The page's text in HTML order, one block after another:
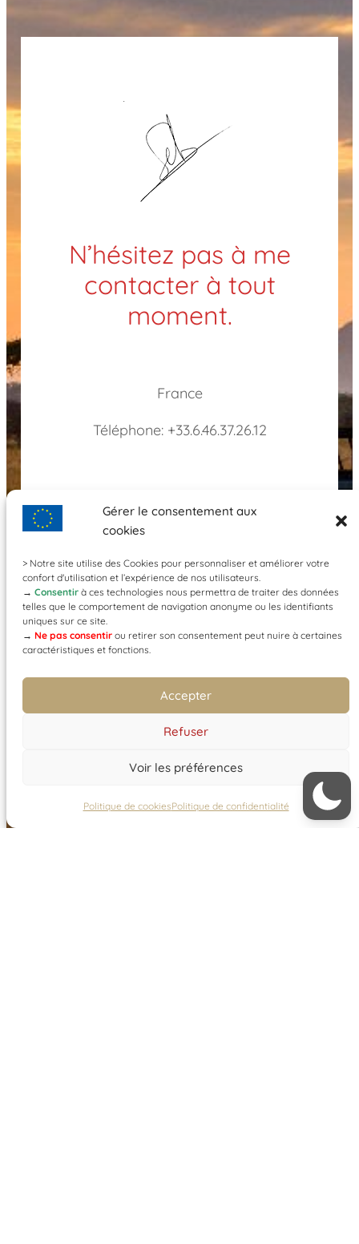
Gérer le consentement aux
cookies
> Notre site utilise des Cookies pour personnaliser et améliorer votre
confort d'utilisation et l’expérience de nos utilisateurs.
→ Consentir à ces technologies nous permettra de traiter des données
telles que le comportement de navigation anonyme ou les identifiants
uniques sur ce site.
→ Ne pas consentir ou retirer son consentement peut nuire à certaines
caractéristiques et fonctions.
Accepter
Refuser
Voir les préférences
Politique de cookiesPolitique de confidentialité
N’hésitez pas à me
contacter à tout
moment.
France
Téléphone: +33.6.46.37.26.12